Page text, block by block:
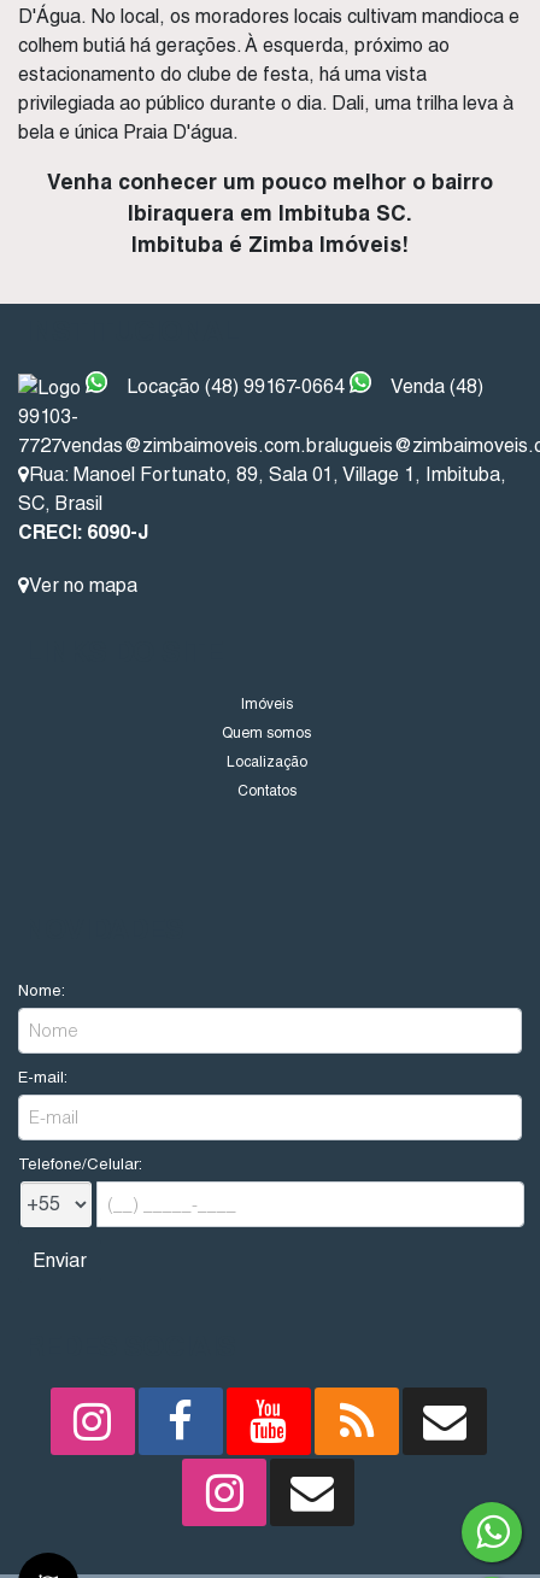
D'Água. No local, os moradores locais cultivam mandioca e
colhem butiá há gerações. À esquerda, próximo ao
estacionamento do clube de festa, há uma vista
privilegiada ao público durante o dia. Dali, uma trilha leva à
bela e única Praia D'água.
Venha conhecer um pouco melhor o bairro
Ibiraquera em Imbituba SC.
Imbituba é Zimba Imóveis!
Locação (48) 99167-0664
Venda (48)
99103-
7727vendas@zimbaimoveis.com.br
Rua: Manoel Fortunato, 89, Sala 01, Village 1, Imbituba,
SC, Brasil
CRECI: 6090-J
Ver no mapa
Imóveis
Quem somos
Localização
Contatos
Nome:
E-mail:
Telefone/Celular: